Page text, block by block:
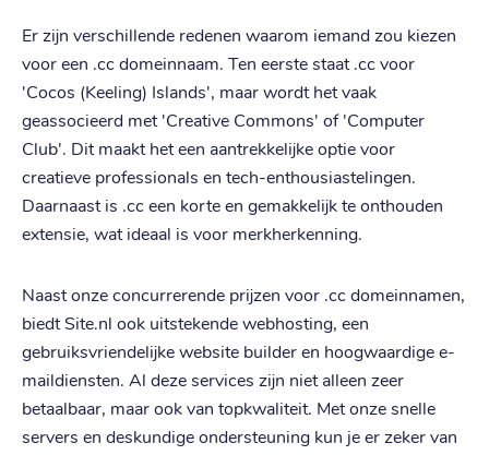
Er zijn verschillende redenen waarom iemand zou kiezen
voor een .cc domeinnaam. Ten eerste staat .cc voor
'Cocos (Keeling) Islands', maar wordt het vaak
geassocieerd met 'Creative Commons' of 'Computer
Club'. Dit maakt het een aantrekkelijke optie voor
creatieve professionals en tech-enthousiastelingen.
Daarnaast is .cc een korte en gemakkelijk te onthouden
extensie, wat ideaal is voor merkherkenning.
Naast onze concurrerende prijzen voor .cc domeinnamen,
biedt Site.nl ook uitstekende webhosting, een
gebruiksvriendelijke website builder en hoogwaardige e-
maildiensten. Al deze services zijn niet alleen zeer
betaalbaar, maar ook van topkwaliteit. Met onze snelle
servers en deskundige ondersteuning kun je er zeker van